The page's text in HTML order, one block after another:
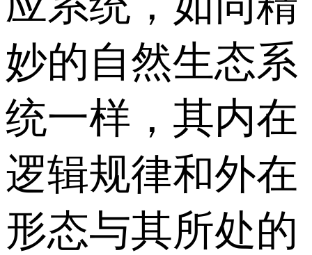
妙的自然生态系
统一样，其内在
逻辑规律和外在
形态与其所处的